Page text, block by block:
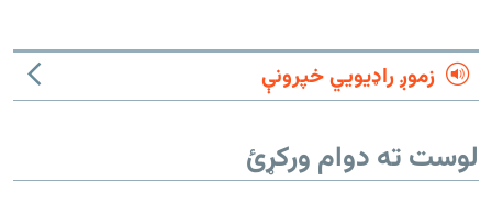
زموږ راډیويي خپرونې
لوست ته دوام ورکړئ